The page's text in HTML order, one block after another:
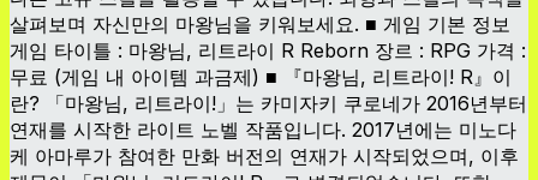
살펴보며 자신만의 마왕님을 키워보세요. ■ 게임 기본 정보
게임 타이틀 : 마왕님, 리트라이 R Reborn 장르 : RPG 가격 :
무료 (게임 내 아이템 과금제) ■ 『마왕님, 리트라이! R』이
란? 「마왕님, 리트라이!」는 카미자키 쿠로네가 2016년부터
연재를 시작한 라이트 노벨 작품입니다. 2017년에는 미노다
케 아마루가 참여한 만화 버전의 연재가 시작되었으며, 이후